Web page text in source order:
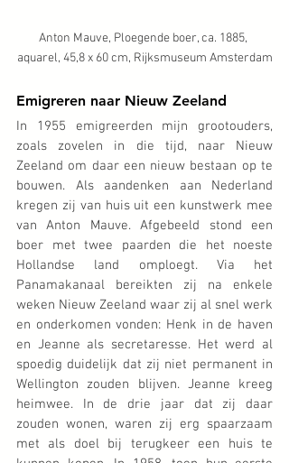
Anton Mauve, Ploegende boer, ca. 1885,
aquarel, 45,8 x 60 cm, Rijksmuseum Amsterdam
Emigreren naar Nieuw Zeeland
In 1955 emigreerden mijn grootouders,
zoals zovelen in die tijd, naar Nieuw
Zeeland om daar een nieuw bestaan op te
bouwen. Als aandenken aan Nederland
kregen zij van huis uit een kunstwerk mee
van Anton Mauve. Afgebeeld stond een
boer met twee paarden die het noeste
Hollandse land omploegt. Via het
Panamakanaal bereikten zij na enkele
weken Nieuw Zeeland waar zij al snel werk
en onderkomen vonden: Henk in de haven
en Jeanne als secretaresse. Het werd al
spoedig duidelijk dat zij niet permanent in
Wellington zouden blijven. Jeanne kreeg
heimwee. In de drie jaar dat zij daar
zouden wonen, waren zij erg spaarzaam
met als doel bij terugkeer een huis te